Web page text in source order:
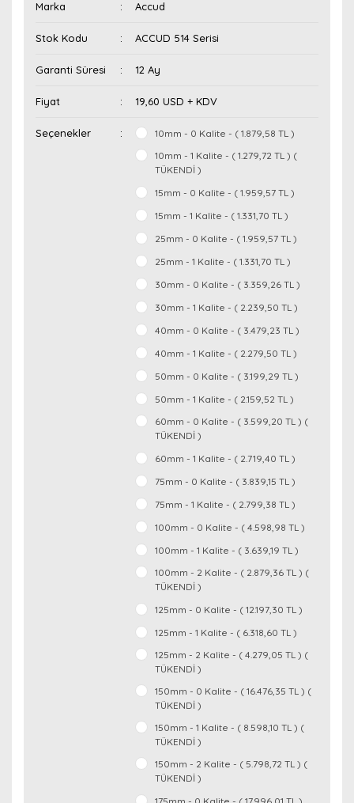
Marka Accud
Stok Kodu ACCUD 514 Serisi
Garanti Süresi 12 Ay
Fiyat 19,60 USD + KDV
Seçenekler
10mm - 0 Kalite - ( 1.879,58 TL )
10mm - 1 Kalite - ( 1.279,72 TL ) (
TÜKENDİ )
15mm - 0 Kalite - ( 1.959,57 TL )
15mm - 1 Kalite - ( 1.331,70 TL )
25mm - 0 Kalite - ( 1.959,57 TL )
25mm - 1 Kalite - ( 1.331,70 TL )
30mm - 0 Kalite - ( 3.359,26 TL )
30mm - 1 Kalite - ( 2.239,50 TL )
40mm - 0 Kalite - ( 3.479,23 TL )
40mm - 1 Kalite - ( 2.279,50 TL )
50mm - 0 Kalite - ( 3.199,29 TL )
50mm - 1 Kalite - ( 2.159,52 TL )
60mm - 0 Kalite - ( 3.599,20 TL ) (
TÜKENDİ )
60mm - 1 Kalite - ( 2.719,40 TL )
75mm - 0 Kalite - ( 3.839,15 TL )
75mm - 1 Kalite - ( 2.799,38 TL )
100mm - 0 Kalite - ( 4.598,98 TL )
100mm - 1 Kalite - ( 3.639,19 TL )
100mm - 2 Kalite - ( 2.879,36 TL ) (
TÜKENDİ )
125mm - 0 Kalite - ( 12.197,30 TL )
125mm - 1 Kalite - ( 6.318,60 TL )
125mm - 2 Kalite - ( 4.279,05 TL ) (
TÜKENDİ )
150mm - 0 Kalite - ( 16.476,35 TL ) (
TÜKENDİ )
150mm - 1 Kalite - ( 8.598,10 TL ) (
TÜKENDİ )
150mm - 2 Kalite - ( 5.798,72 TL ) (
TÜKENDİ )